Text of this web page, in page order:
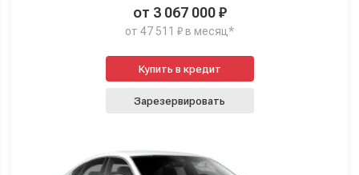
от 3 067 000 ₽
от 47 511 ₽ в месяц*
Купить в кредит
Зарезервировать